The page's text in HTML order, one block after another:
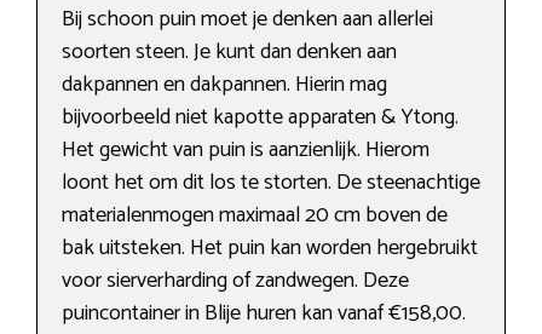
Bij schoon puin moet je denken aan allerlei
soorten steen. Je kunt dan denken aan
dakpannen en dakpannen. Hierin mag
bijvoorbeeld niet kapotte apparaten & Ytong.
Het gewicht van puin is aanzienlijk. Hierom
loont het om dit los te storten. De steenachtige
materialenmogen maximaal 20 cm boven de
bak uitsteken. Het puin kan worden hergebruikt
voor sierverharding of zandwegen. Deze
puincontainer in Blije huren kan vanaf €158,00.